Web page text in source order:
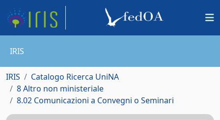
IRIS
IRIS
Catalogo Ricerca UniNA
8 Altro non ministeriale
8.02 Comunicazioni a Convegni o Seminari